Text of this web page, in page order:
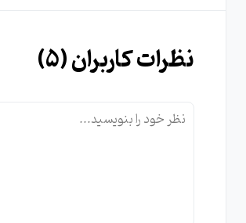
نظرات کاربران (5
)